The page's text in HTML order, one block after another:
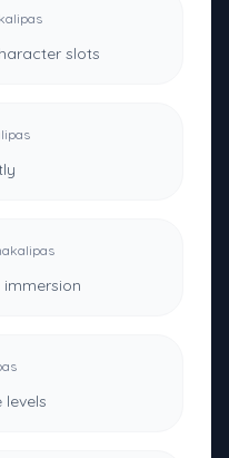
slots
immersion